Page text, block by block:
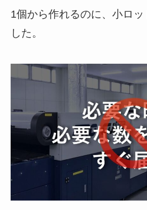
1個から作れるのに、小ロ
した。